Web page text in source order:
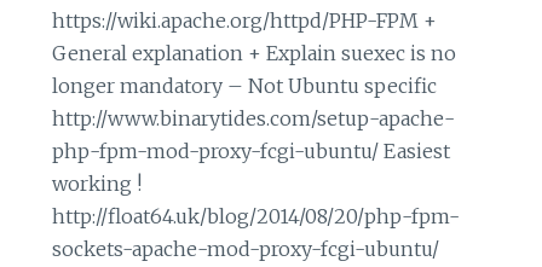
https://wiki.apache.org/httpd/PHP-FPM +
General explanation + Explain suexec is no
longer mandatory – Not Ubuntu specific
http://www.binarytides.com/setup-apache-
php-fpm-mod-proxy-fcgi-ubuntu/ Easiest
working !
http://float64.uk/blog/2014/08/20/php-fpm-
sockets-apache-mod-proxy-fcgi-ubuntu/